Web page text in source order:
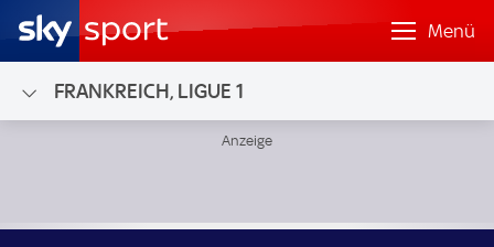
Menü
FRANKREICH, LIGUE 1